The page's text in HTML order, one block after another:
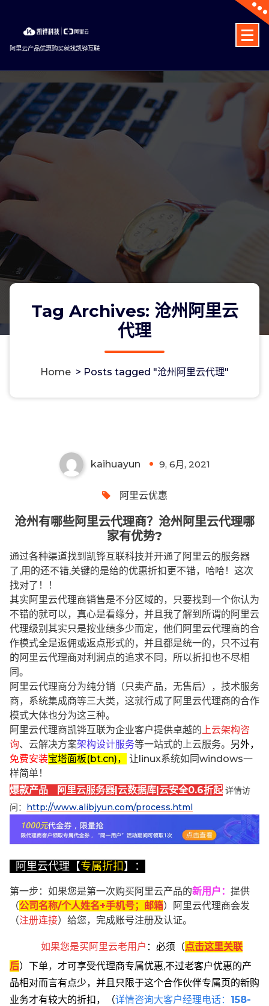
content
阿里云产品优惠购买就找凯铧互联
Tag Archives: 沧州阿里云
代理
Home > Posts tagged "沧州阿里云代理"
kaihuayun 9, 6月, 2021
阿里云优惠
沧州有哪些阿里云代理商？沧州阿里云代理哪
家有优势?
通过各种渠道找到凯铧互联科技并开通了阿里云的服务器
了,用的还不错,关键的是给的优惠折扣更不错，哈哈！这次
找对了！！
其实阿里云代理商销售是不分区域的，只要找到一个你认为
不错的就可以，真心是看缘分，并且我了解到所谓的阿里云
代理级别其实只是按业绩多少而定，他们阿里云代理商的合
作模式全是返佣或返点形式的，并且都是统一的，只不过有
的阿里云代理商对利润点的追求不同，所以折扣也不尽相
同。
阿里云代理商分为纯分销（只卖产品，无售后），技术服务
商，系统集成商等三大类，这就行成了阿里云代理商的合作
模式大体也分为这三种。
阿里云代理商凯铧互联为企业客户提供卓越的 上云架构咨
询、云解决方案架构设计服务等一站式的上云服务。 另外，
免费安装宝塔面板(bt.cn)，
让linux系统如同windows一
样简单！
爆款产品 阿里云服务器|云数据库|云安全0.6折起 详情访
问： http://www.alibjyun.com/process.html
阿里云代理【专属折扣】：
第一步：如果您是第一次购买阿里云产品的新用户 ： 提供
（公司名称/个人姓名+手机号；邮箱）阿里云代理商会发
（注册连接）给您，完成账号注册及认证。
如果您是买阿里云老用户 ： 必须 （点击这里关联
后） 下单， 才可享受代理商专属优惠,不过老客户优惠的产
品相对而言有点少，并且只限于这个合作伙伴专属页的新购
业务才有较大的折扣，
（详情咨询大客户经理电话： 158-